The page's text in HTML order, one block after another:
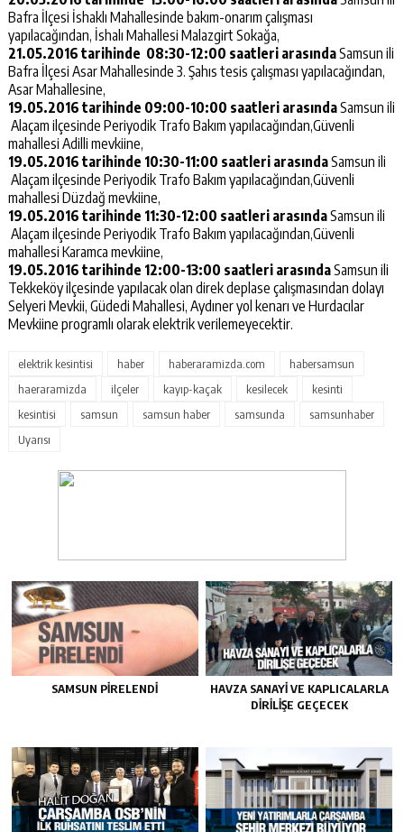
Bafra İlçesi İshaklı Mahallesinde bakım-onarım çalışması
yapılacağından, İshalı Mahallesi Malazgirt Sokağa,
21.05.2016 tarihinde 08:30-12:00 saatleri arasındaSamsun ili
Bafra İlçesi Asar Mahallesinde 3. Şahıs tesis çalışması yapılacağından,
Asar Mahallesine,
19.05.2016 tarihinde 09:00-10:00 saatleri arasındaSamsun ili
Alaçam ilçesinde Periyodik Trafo Bakım yapılacağından,Güvenli
mahallesi Adilli mevkiine,
19.05.2016 tarihinde 10:30-11:00 saatleri arasındaSamsun ili
Alaçam ilçesinde Periyodik Trafo Bakım yapılacağından,Güvenli
mahallesi Düzdağ mevkiine,
19.05.2016 tarihinde 11:30-12:00 saatleri arasındaSamsun ili
Alaçam ilçesinde Periyodik Trafo Bakım yapılacağından,Güvenli
mahallesi Karamca mevkiine,
19.05.2016 tarihinde 12:00-13:00 saatleri arasındaSamsun ili
Tekkeköy ilçesinde yapılacak olan direk deplase çalışmasından dolayı
Selyeri Mevkii, Güdedi Mahallesi, Aydıner yol kenarı ve Hurdacılar
Mevkiine programlı olarak elektrik verilemeyecektir.
elektrik kesintisi haber haberaramizda.com
habersamsun
haeraramizda
ilçeler kayıp-kaçak kesilecek
kesinti
kesintisi
samsun samsun haber samsunda
samsunhaber
Uyarısı
SAMSUN PIRELENDI
HAVZA SANAYI VE KAPLICALARLA
DIRILIŞE GEÇECEK